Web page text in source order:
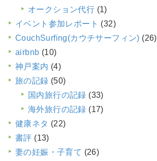
オークション代行 (1)
イベント参加レポート (32)
CouchSurfing(カウチサーフィン) (26)
airbnb (10)
神戸案内 (4)
旅の記録 (50)
国内旅行の記録 (33)
海外旅行の記録 (17)
健康ネタ (22)
書評 (13)
妻の妊娠・子育て (26)